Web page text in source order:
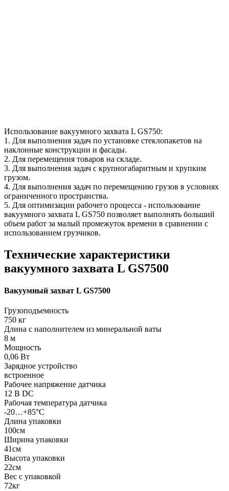
Использование вакуумного захвата L GS750:
1. Для выполнения задач по установке стеклопакетов на
наклонные конструкции и фасады.
2. Для перемещения товаров на складе.
3. Для выполнения задач с крупногабаритным и хрупким
грузом.
4. Для выполнения задач по перемещению грузов в условиях
ограниченного пространства.
5. Для оптимизации рабочего процесса - использование
вакуумного захвата L GS750 позволяет выполнять больший
объем работ за малый промежуток времени в сравнении с
использованием грузчиков.
Технические характеристики
вакуумного захвата L GS7500
Вакуумный захват L GS7500
Грузоподъемность
750 кг
Длина с наполнителем из минеральной ваты
8 м
Мощность
0,06 Вт
Зарядное устройство
встроенное
Рабочее напряжение датчика
12 В DC
Рабочая температура датчика
-20…+85°С
Длина упаковки
100см
Ширина упаковки
41см
Высота упаковки
22см
Вес с упаковкой
72кг